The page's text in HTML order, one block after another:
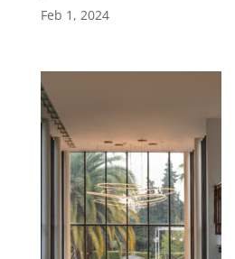
Feb 1, 2024